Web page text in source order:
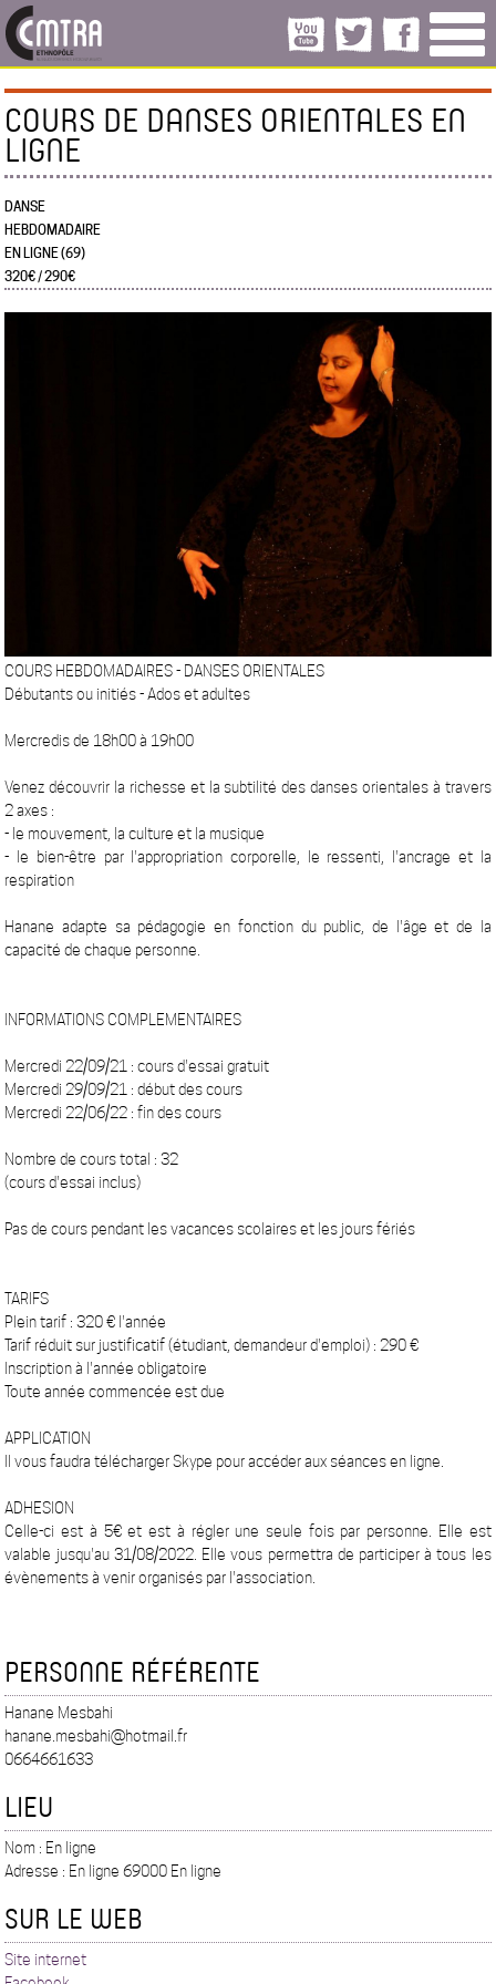
COURS DE DANSES ORIENTALES EN
LIGNE
DANSE
HEBDOMADAIRE
EN LIGNE (69)
320€ / 290€
COURS HEBDOMADAIRES - DANSES ORIENTALES
Débutants ou initiés - Ados et adultes
Mercredis de 18h00 à 19h00
Venez découvrir la richesse et la subtilité des danses orientales à travers
2 axes :
- le mouvement, la culture et la musique
- le bien-être par l'appropriation corporelle, le ressenti, l'ancrage et la
respiration
Hanane adapte sa pédagogie en fonction du public, de l'âge et de la
capacité de chaque personne.
INFORMATIONS COMPLEMENTAIRES
Mercredi 22/09/21 : cours d'essai gratuit
Mercredi 29/09/21 : début des cours
Mercredi 22/06/22 : fin des cours
Nombre de cours total : 32
(cours d'essai inclus)
Pas de cours pendant les vacances scolaires et les jours fériés
TARIFS
Plein tarif : 320 € l'année
Tarif réduit sur justificatif (étudiant, demandeur d'emploi) : 290 €
Inscription à l'année obligatoire
Toute année commencée est due
APPLICATION
Il vous faudra télécharger Skype pour accéder aux séances en ligne.
ADHESION
Celle-ci est à 5€ et est à régler une seule fois par personne. Elle est
valable jusqu'au 31/08/2022. Elle vous permettra de participer à tous les
évènements à venir organisés par l'association.
PERSONNE RÉFÉRENTE
Hanane Mesbahi
hanane.mesbahi@hotmail.fr
0664661633
LIEU
Nom : En ligne
Adresse : En ligne 69000 En ligne
SUR LE WEB
Site internet